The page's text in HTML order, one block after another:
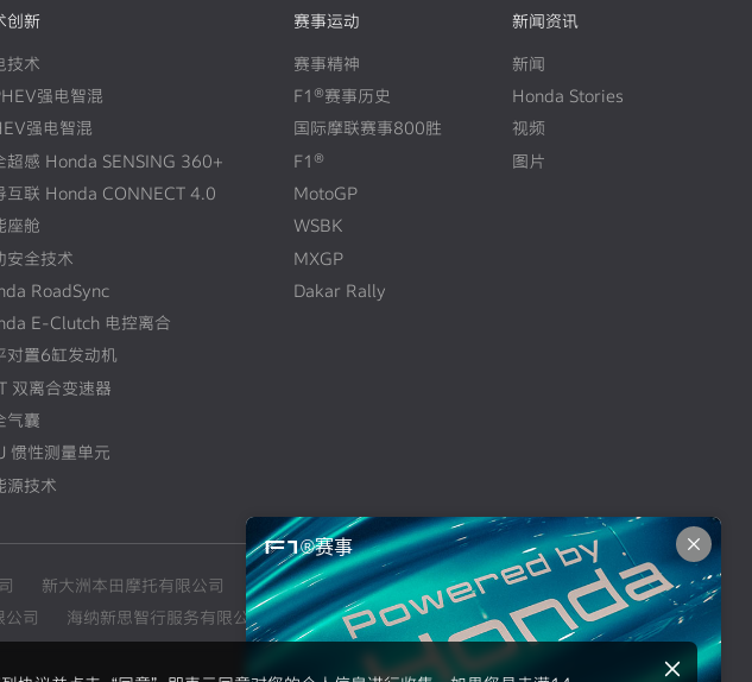
创新
技术
强电智混
强电智混
超感 Honda SENSING 360+
互联 Honda CONNECT 4.0
座舱
安全技术
RoadSync
E-Clutch 电控离合
对置6缸发动机
双离合变速器
气囊
惯性测量单元
源技术
赛事运动
赛事精神
F1®赛事历史
国际摩联赛事800胜
F1®
MotoGP
WSBK
MXGP
Dakar Rally
新闻资讯
新闻
Honda Stories
视频
图片
新大洲本田摩托有限公司
本田摩托车销售（上海）有限公司
公司 海纳新思智行服务有限公司
东风本田汽车零部件有限公司
F1®赛事